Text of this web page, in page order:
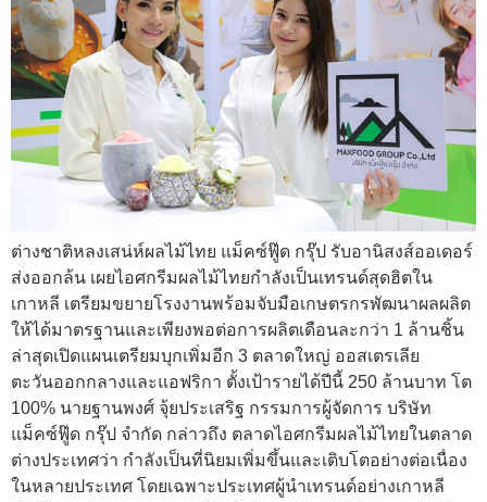
ต่างชาติหลงเสน่ห์ผลไม้ไทย แม็คซ์ฟู๊ด กรุ๊ป รับอานิสงส์ออเดอร์
ส่งออกล้น เผยไอศกรีมผลไม้ไทยกำลังเป็นเทรนด์สุดฮิตใน
เกาหลี เตรียมขยายโรงงานพร้อมจับมือเกษตรกรพัฒนาผลผลิต
ให้ได้มาตรฐานและเพียงพอต่อการผลิตเดือนละกว่า 1 ล้านชิ้น
ล่าสุดเปิดแผนเตรียมบุกเพิ่มอีก 3 ตลาดใหญ่ ออสเตรเลีย
ตะวันออกกลางและแอฟริกา ตั้งเป้ารายได้ปีนี้ 250 ล้านบาท โต
100% นายฐานพงศ์ จุ้ยประเสริฐ กรรมการผู้จัดการ บริษัท
แม็คซ์ฟู๊ด กรุ๊ป จำกัด กล่าวถึง ตลาดไอศกรีมผลไม้ไทยในตลาด
ต่างประเทศว่า กำลังเป็นที่นิยมเพิ่มขึ้นและเติบโตอย่างต่อเนื่อง
ในหลายประเทศ โดยเฉพาะประเทศผู้นำเทรนด์อย่างเกาหลี